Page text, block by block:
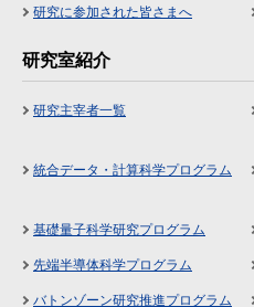
研究に参加された皆さまへ
研究室紹介
研究主宰者一覧
統合データ・計算科学プログラム
基礎量子科学研究プログラム
先端半導体科学プログラム
バトンゾーン研究推進プログラム